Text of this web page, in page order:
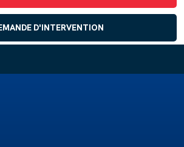
D'INTERVENTION